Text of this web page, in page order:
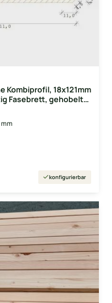
Kombiprofil, 18x121mm
Fasebrett, gehobelt
mm
konfigurierbar